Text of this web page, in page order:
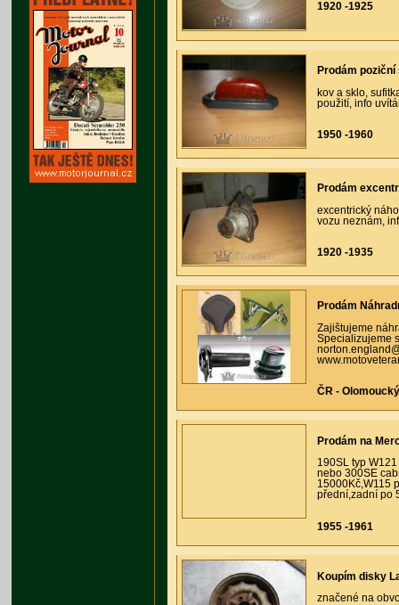
1920 -1925
Prodám
kov a sklo,
použití, info
1950 -1960
Prodám
excentrický
vozu neznám,
1920 -1935
Prodám
Zajištujeme
Specializujeme
ČR -
Prodám na
190SL typ
nebo 300SE
15000Kč,W115
přední,zadní po
1955 -1961
Koupím disky
značené na